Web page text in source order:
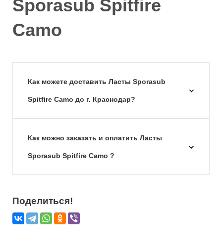
Sporasub Spitfire
Camo
Как можете доставить Ласты Sporasub
Spitfire Camo до г. Краснодар?
Как можно заказать и оплатить Ласты
Sporasub Spitfire Camo ?
Поделиться!